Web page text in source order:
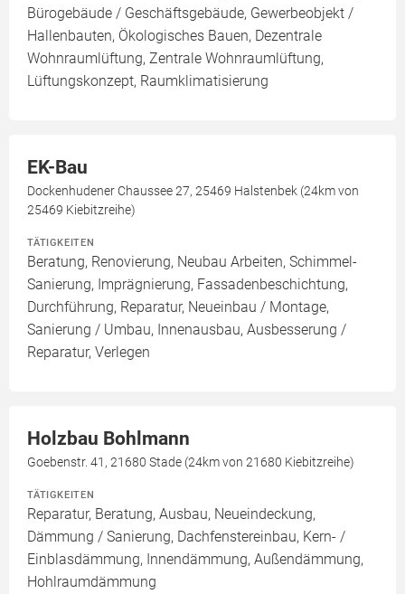
Bürogebäude / Geschäftsgebäude, Gewerbeobjekt /
Hallenbauten, Ökologisches Bauen, Dezentrale
Wohnraumlüftung, Zentrale Wohnraumlüftung,
Lüftungskonzept, Raumklimatisierung
EK-Bau
Dockenhudener Chaussee 27, 25469 Halstenbek (24km von
25469 Kiebitzreihe)
TÄTIGKEITEN
Beratung, Renovierung, Neubau Arbeiten, Schimmel-
Sanierung, Imprägnierung, Fassadenbeschichtung,
Durchführung, Reparatur, Neueinbau / Montage,
Sanierung / Umbau, Innenausbau, Ausbesserung /
Reparatur, Verlegen
Holzbau Bohlmann
Goebenstr. 41, 21680 Stade (24km von 21680 Kiebitzreihe)
TÄTIGKEITEN
Reparatur, Beratung, Ausbau, Neueindeckung,
Dämmung / Sanierung, Dachfenstereinbau, Kern- /
Einblasdämmung, Innendämmung, Außendämmung,
Hohlraumdämmung